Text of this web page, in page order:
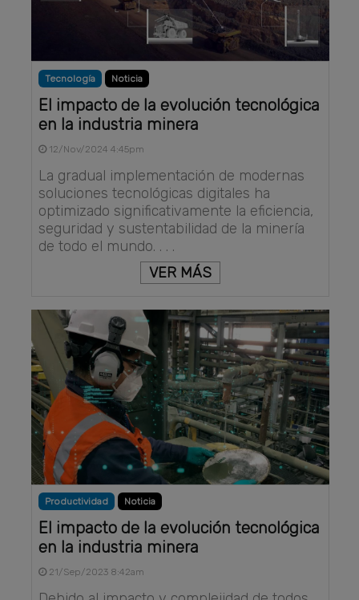
Tecnología Noticia
El impacto de la evolución tecnológica
en la industria minera
12/Nov/2024 4:45pm
La gradual implementación de modernas
soluciones tecnológicas digitales ha
optimizado significativamente la eficiencia,
seguridad y sustentabilidad de la minería
de todo el mundo. . . .
VER MÁS
Productividad Noticia
El impacto de la evolución tecnológica
en la industria minera
21/Sep/2023 8:42am